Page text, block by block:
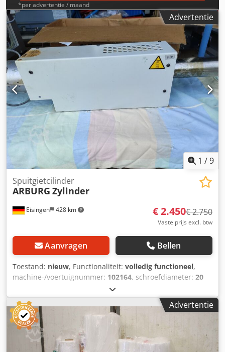
*per advertentie / maand
Advertentie
1 /9
Eisingen 428 km
Spuitgietcilinder
ARBURG Zylinder
€ 2.450€ 2.750
Vaste prijs excl. btw
Aanvragen Bellen
Toestand: nieuw, Functionaliteit: volledig functioneel,
machine-/voertuignummer: 102164, schroefdiameter: 20
, Nagelnieuwe spuiteenheid voor ARBURG-machines –
Volledige uitrusting, direct inzetklaar Te koop aangeboden
wordt een compleet nieuwe spuiteenheid voor ARBURG-
machines, bestaande uit: Cilinder met terugslagklep
Verwarmingsbanden Dsdpfx Aowlcf Hjb Ejck Spuitmond
Schroef De eenheid is oorspronkelijk aangeschaft als
Advertentie